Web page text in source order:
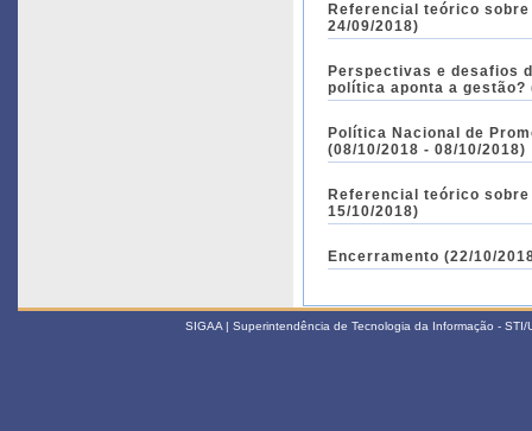
Referencial teórico
24/09/2018)
Perspectivas e desafios
política aponta a gestão?
Política Nacional de
(08/10/2018 - 08/10/2018)
Referencial teórico
15/10/2018)
Encerramento (22/10/
SIGAA | Superintendência de Tecnologia da Informação -